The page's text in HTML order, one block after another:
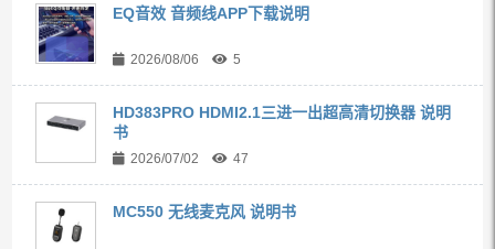
EQ音效 音频线APP下载说明
2026/08/06 5
HD383PRO HDMI2.1三进一出超高清切换器 说明
书
2026/07/02 47
MC550 无线麦克风 说明书